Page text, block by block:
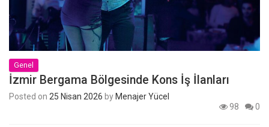
Genel
İzmir Bergama Bölgesinde Kons İş İlanları
Posted on 25 Nisan 2026 by Menajer Yücel
98
0